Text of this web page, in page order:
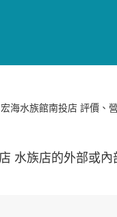
宏海水族館南投店 評價、